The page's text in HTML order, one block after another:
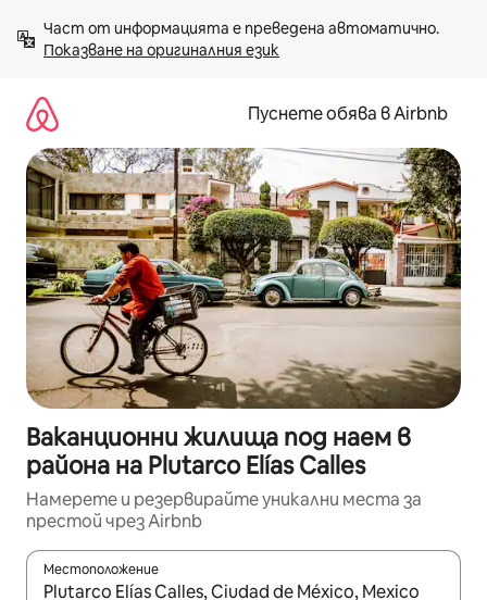
към
съдържанието
Показване на оригиналния език
Пуснете обява в Airbnb
Ваканционни жилища под наем в
района на Plutarco Elías Calles
Намерете и резервирайте уникални места за
престой чрез Airbnb
Местоположение
Когато резултатите се покажат, използвайте